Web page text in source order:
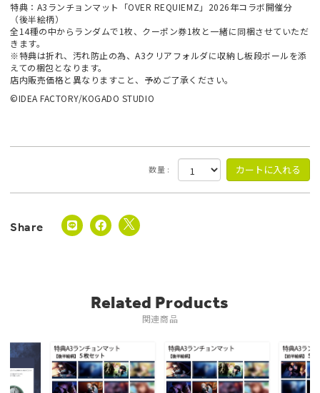
特典：A3ランチョンマット「OVER REQUIEMZ」2026年コラボ開催分
（後半絵柄）
全14種の中からランダムで1枚、クーポン券1枚と一緒に同梱させていただ
きます。
※特典は折れ、汚れ防止の為、A3クリアフォルダに収納し板段ボールを添
えての梱包となります。
店内販売価格と異なりますこと、予めご了承ください。
©IDEA FACTORY/KOGADO STUDIO
数量 :
Related Products
関連商品